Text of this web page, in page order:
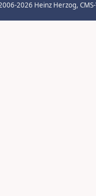
2026 Heinz Herzog,